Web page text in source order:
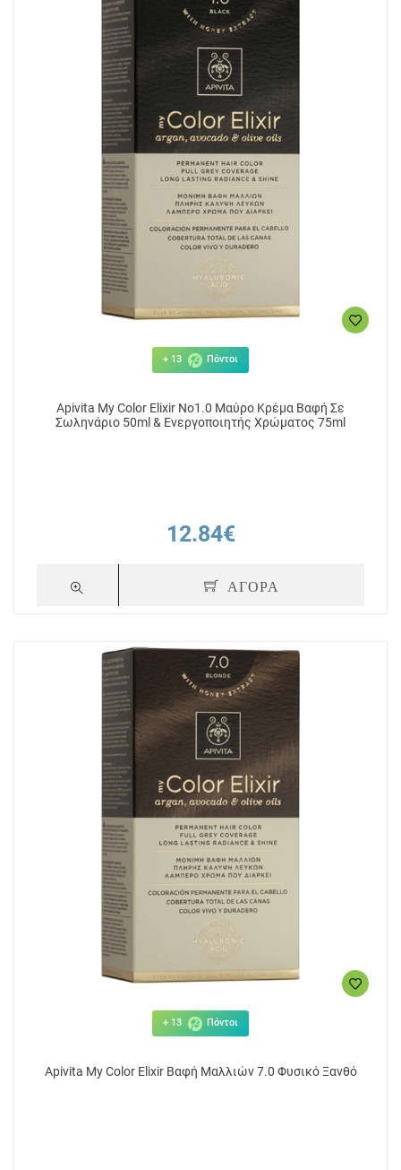
+ 13 Πόντοι
Apivita My Color Elixir No1.0 Μαύρο Κρέμα Βαφή Σε
Σωληνάριο 50ml & Ενεργοποιητής Χρώματος 75ml
12.84€
ΑΓΟΡΑ
+ 13 Πόντοι
Apivita My Color Elixir Βαφή Μαλλιών 7.0 Φυσικό Ξανθό